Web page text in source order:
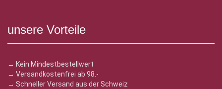
unsere Vorteile
→ Kein Mindestbestellwert
→ Versandkostenfrei ab 98.-
→ Schneller Versand aus der Schweiz